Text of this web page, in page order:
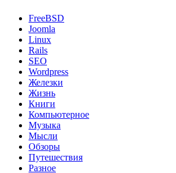
FreeBSD
Joomla
Linux
Rails
SEO
Wordpress
Железки
Жизнь
Книги
Компьютерное
Музыка
Мысли
Обзоры
Путешествия
Разное